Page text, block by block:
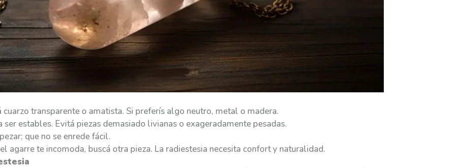
transparente o amatista. Si preferís algo neutro, metal o madera.
ser estables. Evitá piezas demasiado livianas o exageradamente pesadas.
que no se enrede fácil.
agarre te incomoda, buscá otra pieza. La radiestesia necesita confort y naturalidad.